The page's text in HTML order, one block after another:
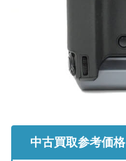
中古買取参考価格